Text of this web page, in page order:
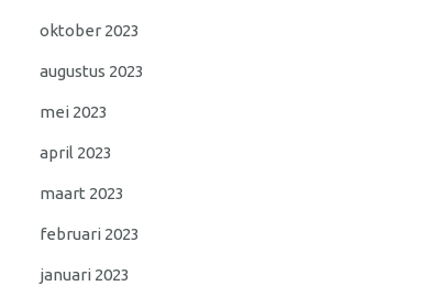
oktober 2023
augustus 2023
mei 2023
april 2023
maart 2023
februari 2023
januari 2023